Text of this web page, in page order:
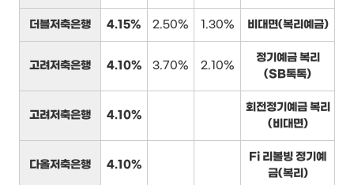
더블저축은행 4.15% 2.50% 1.30% 비대면(복리예금)
고려저축은행 4.10% 3.70% 2.10%
정기예금 복리
(SB톡톡)
고려저축은행 4.10%
회전정기예금 복리
(비대면)
다올저축은행 4.10%
Fi 리볼빙 정기예
금(복리)